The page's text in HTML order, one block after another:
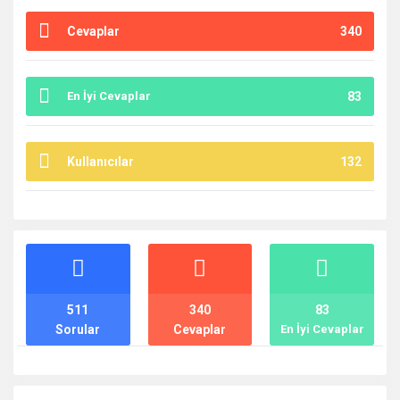
Cevaplar 340
En İyi Cevaplar 83
Kullanıcılar 132
İstatistikler
Sorular
511
Cevaplar
340
En İyi Cevaplar
83